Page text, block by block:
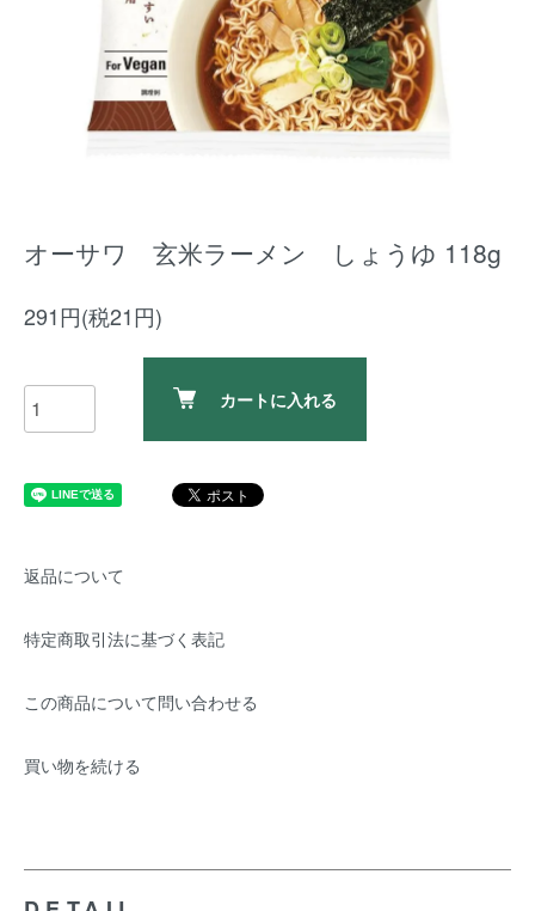
オーサワ 玄米ラーメン しょうゆ 118g
291円(税21円)
カートに入れる
返品について
特定商取引法に基づく表記
この商品について問い合わせる
買い物を続ける